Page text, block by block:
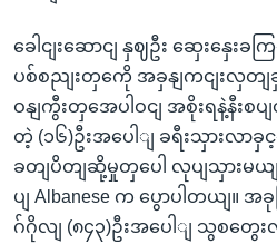
ခေါငျးဆောငျ နှဈဦး ဆှေးနှေး
ပစ်စညျးတှကေို အခှနျကငျးလှတျ
ဝနျကွီးတှအေပါဝငျ အစိုးရနဲ့နီးစပ
တဲ့ (၁၆)ဦးအပေါျ ခရီးသှားလာ
ခတျပိတျဆို့မှုတှပေါ လုပျသှားမယ
ပျ Albanese က ပွောပါတယျ။
ဂ်ဂိုလျ (၈၄၃)ဦးအပေါျ သွစတွေ